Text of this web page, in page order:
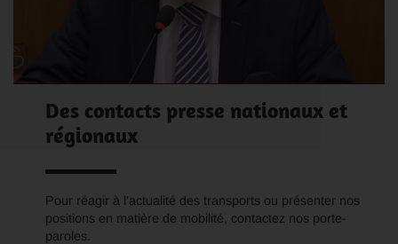
Des contacts presse nationaux et
régionaux
Pour réagir à l’actualité des transports ou présenter nos
positions en matière de mobilité, contactez nos porte-
paroles.